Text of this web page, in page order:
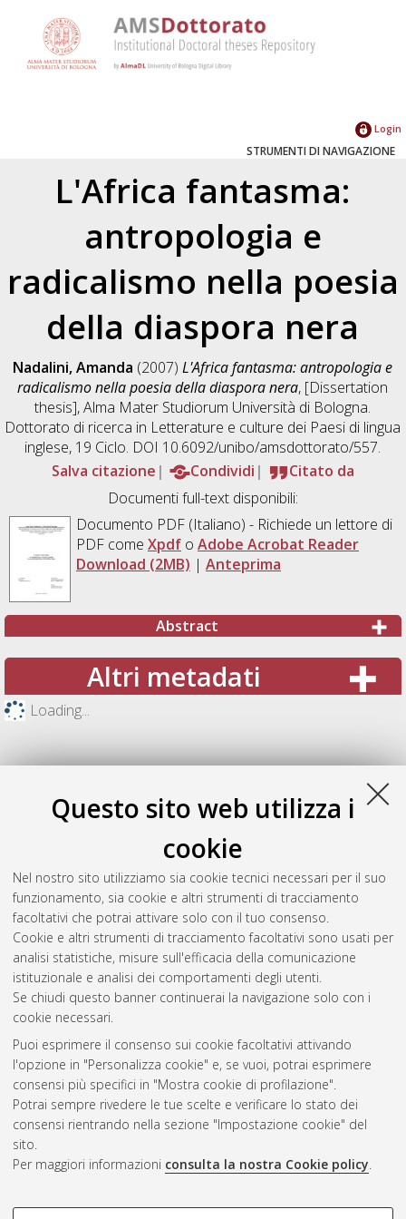
Questo sito web utilizza i
cookie
Nel nostro sito utilizziamo sia cookie tecnici necessari per il suo
funzionamento, sia cookie e altri strumenti di tracciamento
facoltativi che potrai attivare solo con il tuo consenso.
Cookie e altri strumenti di tracciamento facoltativi sono usati per
analisi statistiche, misure sull'efficacia della comunicazione
istituzionale e analisi dei comportamenti degli utenti.
Se chiudi questo banner continuerai la navigazione solo con i
cookie necessari.
Puoi esprimere il consenso sui cookie facoltativi attivando
l'opzione in "Personalizza cookie" e, se vuoi, potrai esprimere
consensi più specifici in "Mostra cookie di profilazione".
Potrai sempre rivedere le tue scelte e verificare lo stato dei
consensi rientrando nella sezione "Impostazione cookie" del
sito.
Per maggiori informazioni consulta la nostra Cookie policy.
COOKIE DI PROFILAZIONE -
Login
STRUMENTI DI NAVIGAZIONE
L'Africa fantasma:
antropologia e
radicalismo nella poesia
della diaspora nera
Nadalini, Amanda (2007)L'Africa fantasma: antropologia e
radicalismo nella poesia della diaspora nera, [Dissertation
thesis], Alma Mater Studiorum Università di Bologna.
Dottorato di ricerca in Letterature e culture dei Paesi di lingua
inglese, 19 Ciclo. DOI 10.6092/unibo/amsdottorato/557.
Salva citazione
Condividi
Citato da
Documenti full-text disponibili:
Documento PDF(Italiano) - Richiede un lettore di
PDF come Xpdfo Adobe Acrobat Reader
Download (2MB) | Anteprima
Abstract
Altri metadati
Loading...
Gestione del documento:
Atom
Rss 1.0
Rss 2.0
ISSN: 2038-7946
Impostazioni Cookie